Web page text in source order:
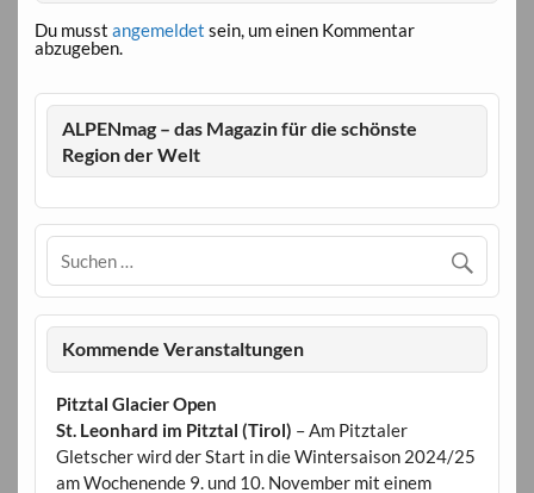
Du musst angemeldet sein, um einen Kommentar
abzugeben.
ALPENmag – das Magazin für die schönste
Region der Welt
Kommende Veranstaltungen
Pitztal Glacier Open
St. Leonhard im Pitztal (Tirol) – Am Pitztaler
Gletscher wird der Start in die Wintersaison 2024/25
am Wochenende 9. und 10. November mit einem